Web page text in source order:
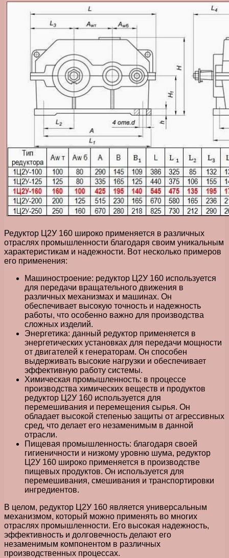
Редуктор Ц2У 160 широко применяется в различных
отраслях промышленности благодаря своим уникальным
характеристикам и надежности. Вот несколько примеров
его применения:
Машиностроение: редуктор Ц2У 160 используется
для передачи вращательного движения в
различных механизмах и машинах. Он
обеспечивает высокую точность и надежность
работы, что особенно важно для производства
сложных изделий.
Энергетика: данный редуктор применяется в
энергетических установках для передачи мощности
от двигателей к генераторам. Он способен
выдерживать высокие нагрузки и обеспечивает
эффективную работу системы.
Химическая промышленность: в процессе
производства химических веществ и продуктов
редуктор Ц2У 160 используется для
перемешивания и перемещения сырья. Он
обладает высокой степенью защиты от агрессивных
сред, что делает его незаменимым в данной
отрасли.
Пищевая промышленность: благодаря своей
гигиеничности и низкому уровню шума, редуктор
Ц2У 160 широко применяется в производстве
пищевых продуктов. Он используется для
перемешивания, смешивания и транспортировки
ингредиентов.
В целом, редуктор Ц2У 160 является универсальным
механизмом, который можно применять во многих
отраслях промышленности. Его высокая надежность,
эффективность и долговечность делают его
незаменимым компонентом в различных
производственных процессах.